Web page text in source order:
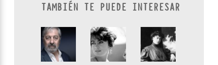
TAMBIÉN TE PUEDE INTERESAR